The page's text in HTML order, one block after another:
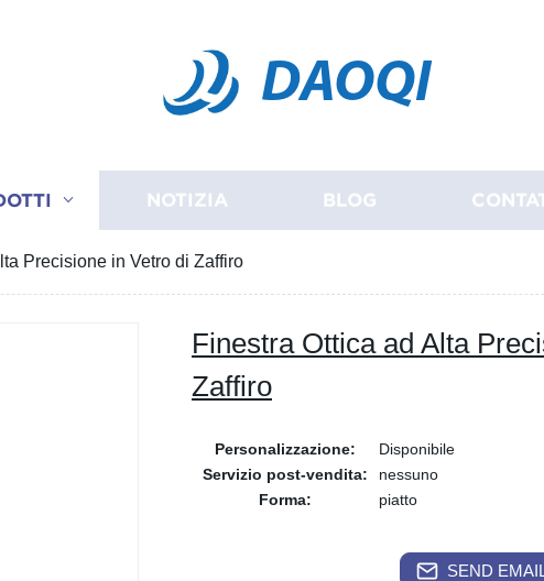
DAOQI
NOTIZIA BLOG
Precisione in Vetro di Zaffiro
Finestra Ottica ad Alta
Zaffiro
Personalizzazione:
Disponibile
Servizio post-vendita:
nessuno
Forma:
piatto
SEND